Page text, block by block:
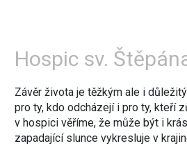
Hospic sv.
Závěr života je těžkým ale i
pro ty, kdo odcházejí i pro ty, kteří
v hospici věříme, že může být i
zapadající slunce vykresluje v